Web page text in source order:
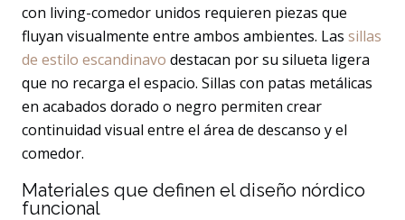
con living-comedor unidos requieren piezas que
fluyan visualmente entre ambos ambientes. Las sillas
de estilo escandinavo destacan por su silueta ligera
que no recarga el espacio. Sillas con patas metálicas
en acabados dorado o negro permiten crear
continuidad visual entre el área de descanso y el
comedor.
Materiales que definen el diseño nórdico
funcional